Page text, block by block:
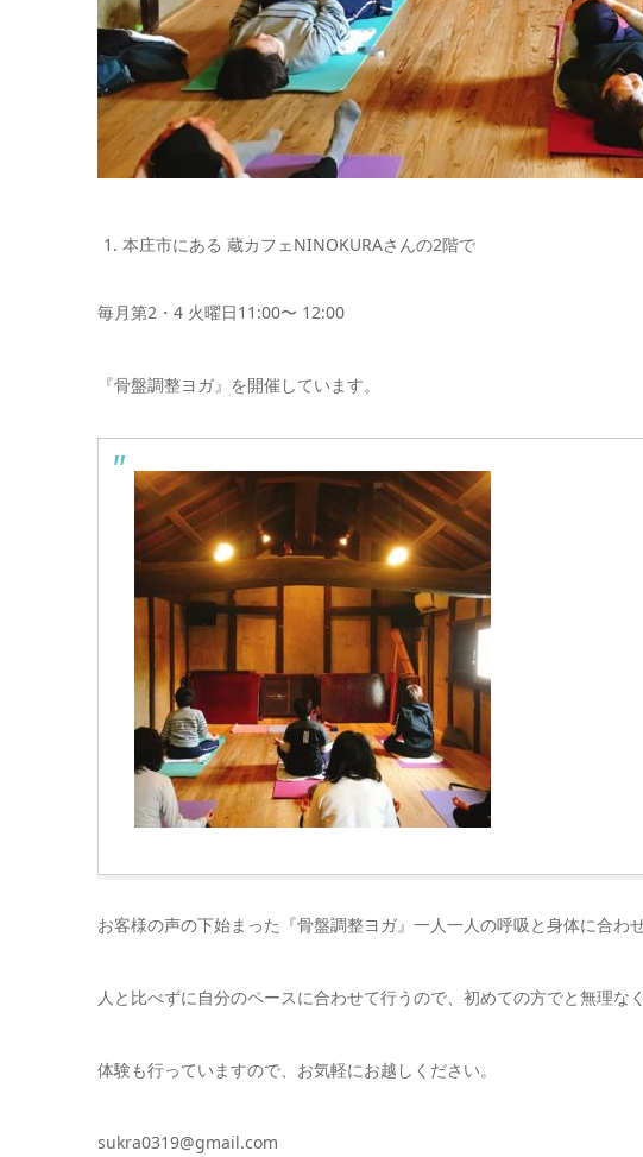
本庄市にある 蔵カフェNINOKURAさんの2階で
毎月第2・4 火曜日11:00〜 12:00
『骨盤調整ヨガ』を開催しています。
お客様の声の下始まった『骨盤調整ヨガ』一人一人の呼吸と身体に合わ
人と比べずに自分のペースに合わせて行うので、初めての方でと無理
体験も行っていますので、お気軽にお越しください。
sukra0319@gmail.com